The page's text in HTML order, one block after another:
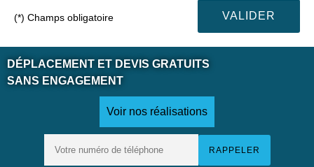
(*) Champs obligatoire
DÉPLACEMENT ET DEVIS GRATUITS
SANS ENGAGEMENT
Voir nos réalisations